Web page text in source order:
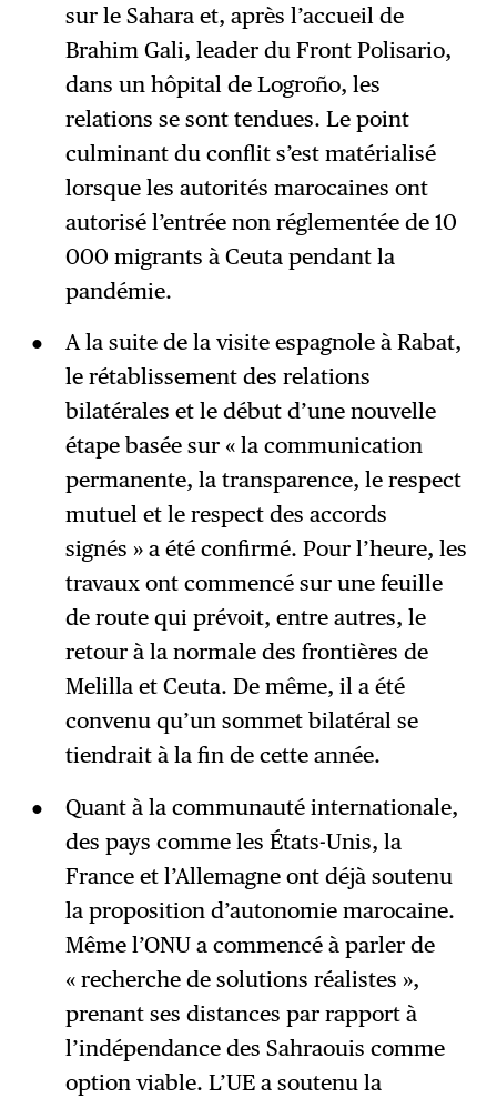
sur le Sahara et, après l’accueil de
Brahim Gali, leader du Front Polisario,
dans un hôpital de Logroño, les
relations se sont tendues. Le point
culminant du conflit s’est matérialisé
lorsque les autorités marocaines ont
autorisé l’entrée non réglementée de 10
000 migrants à Ceuta pendant la
pandémie.
A la suite de la visite espagnole à Rabat,
le rétablissement des relations
bilatérales et le début d’une nouvelle
étape basée sur « la communication
permanente, la transparence, le respect
mutuel et le respect des accords
signés » a été confirmé. Pour l’heure, les
travaux ont commencé sur une feuille
de route qui prévoit, entre autres, le
retour à la normale des frontières de
Melilla et Ceuta. De même, il a été
convenu qu’un sommet bilatéral se
tiendrait à la fin de cette année.
Quant à la communauté internationale,
des pays comme les États-Unis, la
France et l’Allemagne ont déjà soutenu
la proposition d’autonomie marocaine.
Même l’ONU a commencé à parler de
« recherche de solutions réalistes »,
prenant ses distances par rapport à
l’indépendance des Sahraouis comme
option viable. L’UE a soutenu la